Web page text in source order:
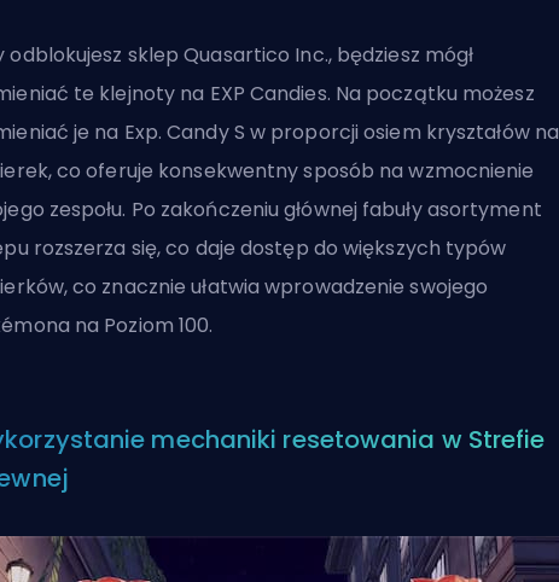
odblokujesz sklep Quasartico Inc., będziesz mógł
te klejnoty na EXP Candies. Na początku możesz
je na Exp. Candy S w proporcji osiem kryształów na
co oferuje konsekwentny sposób na wzmocnienie
zespołu. Po zakończeniu głównej fabuły asortyment
rozszerza się, co daje dostęp do większych typów
co znacznie ułatwia wprowadzenie swojego
na Poziom 100.
mechaniki resetowania w Strefie